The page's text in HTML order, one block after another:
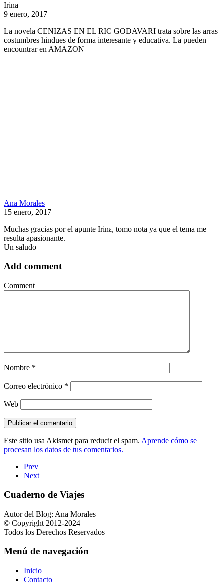
Irina
9 enero, 2017
La novela CENIZAS EN EL RIO GODAVARI trata sobre las arras
costumbres hindues de forma interesante y educativa. La pueden
encountrar en AMAZON
Ana Morales
15 enero, 2017
Muchas gracias por el apunte Irina, tomo nota ya que el tema me
resulta apasionante.
Un saludo
Add comment
Comment
Nombre *
Correo electrónico *
Web
Este sitio usa Akismet para reducir el spam. Aprende cómo se
procesan los datos de tus comentarios.
Prev
Next
Cuaderno de Viajes
Autor del Blog: Ana Morales
© Copyright 2012-2024
Todos los Derechos Reservados
Menú de navegación
Inicio
Contacto